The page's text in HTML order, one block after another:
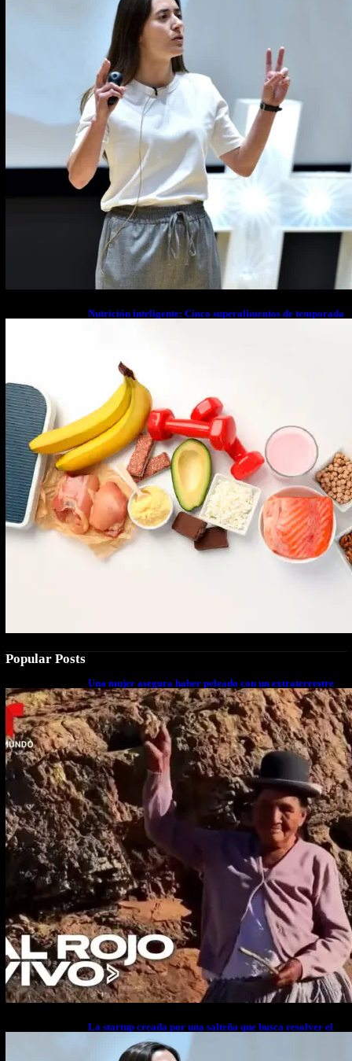
Nutrición inteligente: Cinco superalimentos de temporada
Popular Posts
Una mujer asegura haber peleado con un extraterrestre
cuerpo a cuerpo
La startup creada por una salteña que busca resolver el
estrés financiero en Latinoamérica